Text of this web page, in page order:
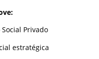
Privado
estratégica